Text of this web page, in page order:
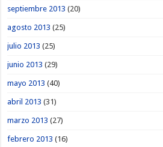
septiembre 2013 (20)
agosto 2013 (25)
julio 2013 (25)
junio 2013 (29)
mayo 2013 (40)
abril 2013 (31)
marzo 2013 (27)
febrero 2013 (16)